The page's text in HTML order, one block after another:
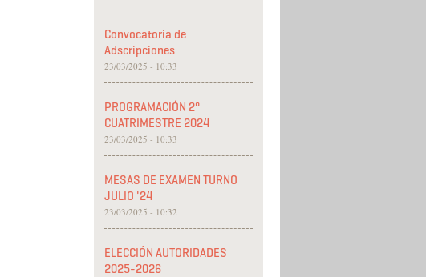
Convocatoria de
Adscripciones
23/03/2025 - 10:33
PROGRAMACIÓN 2°
CUATRIMESTRE 2024
23/03/2025 - 10:33
MESAS DE EXAMEN TURNO
JULIO '24
23/03/2025 - 10:32
ELECCIÓN AUTORIDADES
2025-2026